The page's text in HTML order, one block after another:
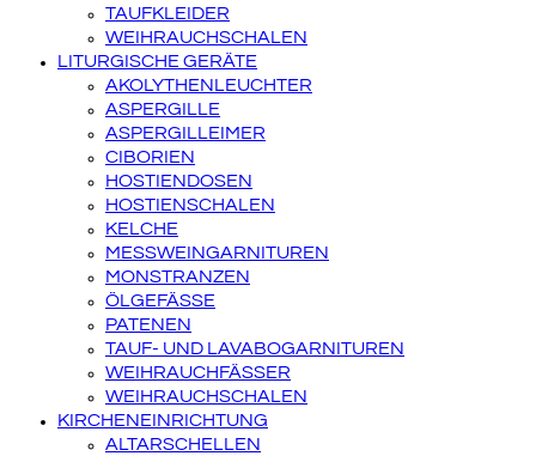
TAUFKLEIDER
WEIHRAUCHSCHALEN
LITURGISCHE GERÄTE
AKOLYTHENLEUCHTER
ASPERGILLE
ASPERGILLEIMER
CIBORIEN
HOSTIENDOSEN
HOSTIENSCHALEN
KELCHE
MESSWEINGARNITUREN
MONSTRANZEN
ÖLGEFÄSSE
PATENEN
TAUF- UND LAVABOGARNITUREN
WEIHRAUCHFÄSSER
WEIHRAUCHSCHALEN
KIRCHENEINRICHTUNG
ALTARSCHELLEN